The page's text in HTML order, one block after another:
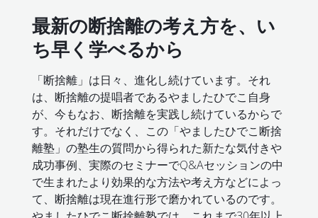
最新の断捨離の考え方を、い
ち早く学べるから
「断捨離」は日々、進化し続けています。それ
は、断捨離の提唱者であるやましたひでこ自身
が、今もなお、断捨離を実践し続けているからで
す。それだけでなく、この「やましたひでこ断捨
離塾」の塾生の質問から得られた新たな気付きや
成功事例、実際のセミナーでQ&Aセッションの中
で生まれたより効果的な方法や考え方などによっ
て、断捨離は現在進行形で磨かれているのです。